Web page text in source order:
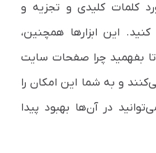
کلمات کلیدی و تجزیه و
این ابزارها همچنین،
بفهمید چرا صفحات سایت
و به شما این امکان را
در آن‌ها بهبود پیدا